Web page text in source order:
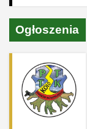
Ogłoszenia